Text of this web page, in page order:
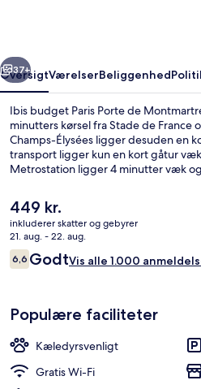
Næste
37+
OversigtVærelserBeliggenhed
Ibis budget Paris Porte de
minutters kørsel fra Stade de France
Champs-Élysées ligger desuden en
transport ligger kun en kort gåtur
Metrostation ligger 4 minutter væk
Den
nuværende
pris
er
449 kr.
449 kr.
inkluderer skatter og gebyrer
21. aug. - 22. aug.
Anmeldelser
6,66,6 ud af 10.
GodtVis alle 1.000
Populære faciliteter
Kæledyrsvenligt
Gratis Wi-Fi